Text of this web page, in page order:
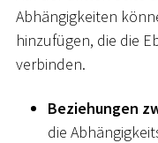
Abhängigkeiten
hinzufügen, die die
verbinden.
Beziehungen
die